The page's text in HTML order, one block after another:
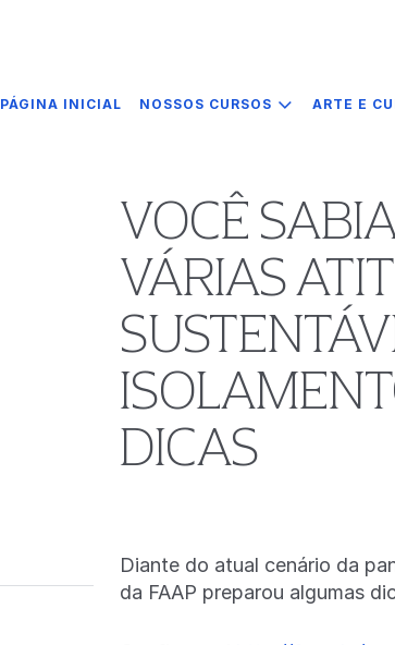
PÁGINA INICIAL NOSSOS CURSOS ARTE E
VOCÊ
VÁRIAS
DICAS
Diante do atual cenário da
da FAAP preparou algumas